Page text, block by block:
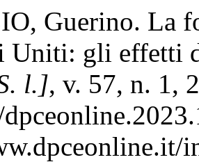
Guerino. La
Uniti: gli effetti
l.], v. 57, n. 1,